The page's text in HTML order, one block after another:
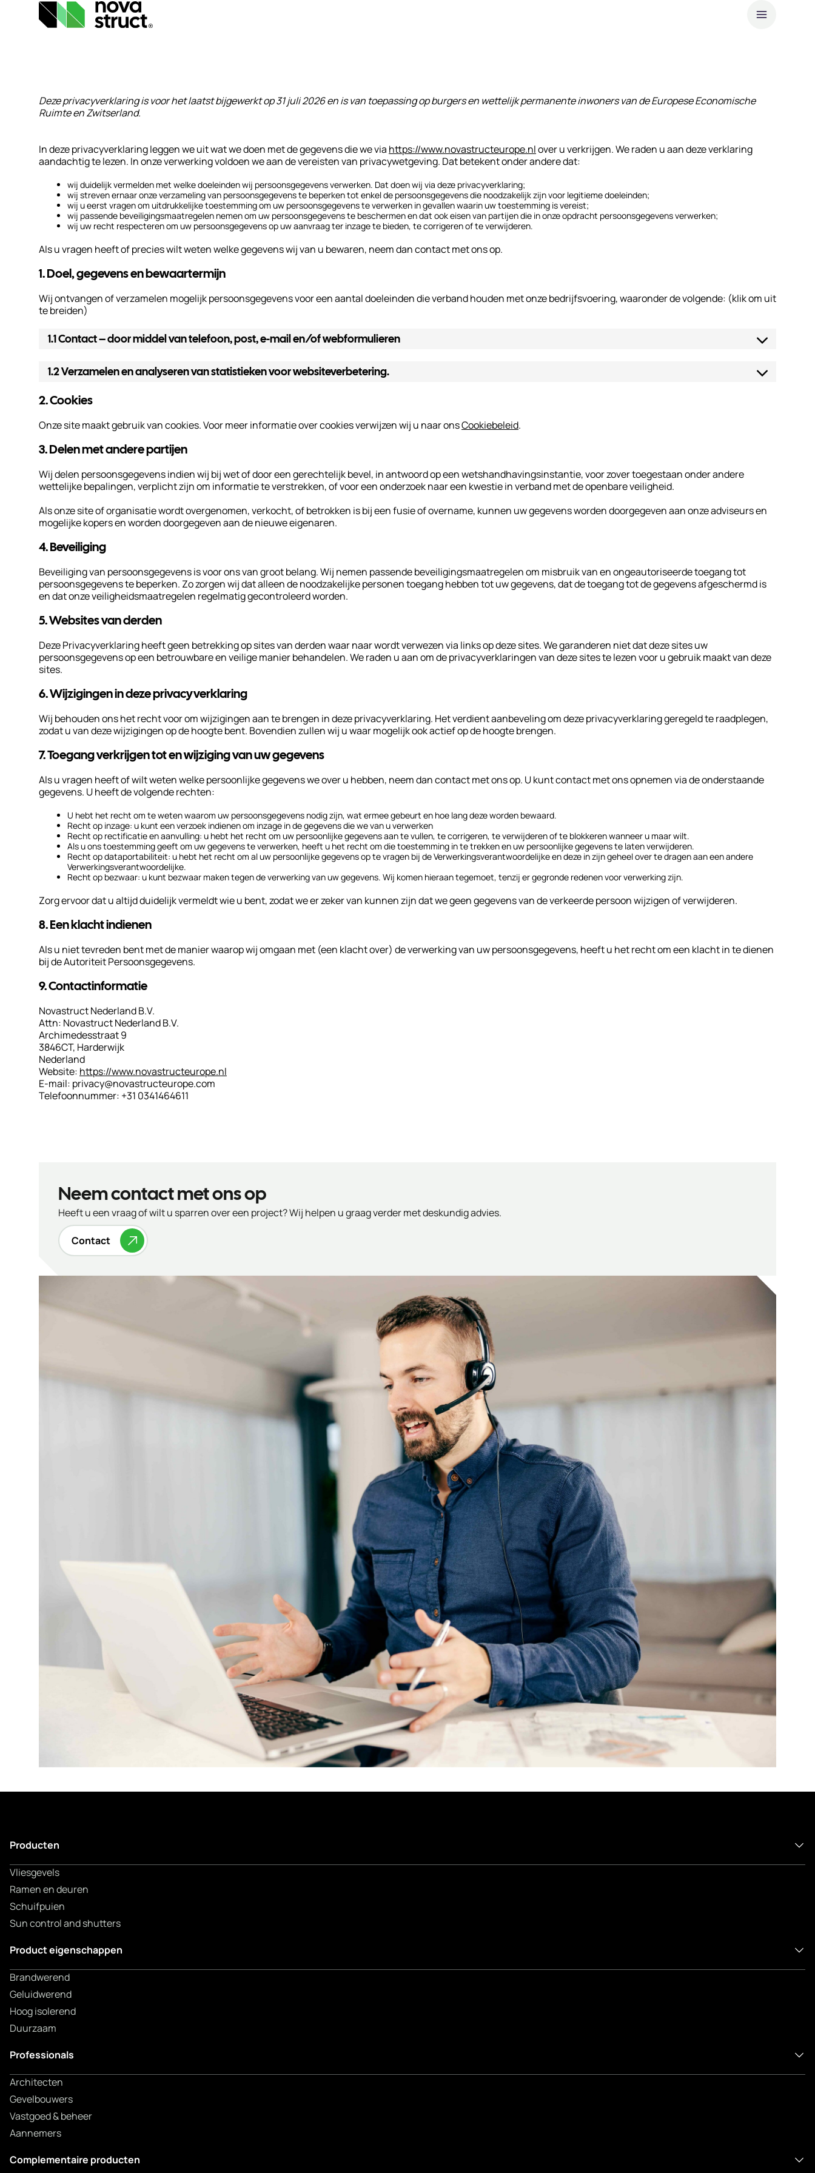
Industrieën
Inspiratie
Support
& Tools
Duurzaamheid
Werken
Kennis
Particulieren
KlantPortaal
Contact
Deze privacyverklaring is voor het laatst bijgewerkt op 31 juli 2026 en is van toepassing op burgers en wettelijk permanente inwoners van de Europese Economische
Ruimte en Zwitserland.
In deze privacyverklaring leggen we uit wat we doen met de gegevens die we via https://www.novastructeurope.nlover u verkrijgen. We raden u aan deze verklaring
aandachtig te lezen. In onze verwerking voldoen we aan de vereisten van privacywetgeving. Dat betekent onder andere dat:
wij duidelijk vermelden met welke doeleinden wij persoonsgegevens verwerken. Dat doen wij via deze privacyverklaring;
wij streven ernaar onze verzameling van persoonsgegevens te beperken tot enkel de persoonsgegevens die noodzakelijk zijn voor legitieme doeleinden;
wij u eerst vragen om uitdrukkelijke toestemming om uw persoonsgegevens te verwerken in gevallen waarin uw toestemming is vereist;
wij passende beveiligingsmaatregelen nemen om uw persoonsgegevens te beschermen en dat ook eisen van partijen die in onze opdracht persoonsgegevens verwerken;
wij uw recht respecteren om uw persoonsgegevens op uw aanvraag ter inzage te bieden, te corrigeren of te verwijderen.
Als u vragen heeft of precies wilt weten welke gegevens wij van u bewaren, neem dan contact met ons op.
1. Doel, gegevens en bewaartermijn
Wij ontvangen of verzamelen mogelijk persoonsgegevens voor een aantal doeleinden die verband houden met onze bedrijfsvoering, waaronder de volgende: (klik om uit
te breiden)
1.1 Contact – door middel van telefoon, post, e-mail en/of webformulieren
1.2 Verzamelen en analyseren van statistieken voor websiteverbetering.
2. Cookies
Onze site maakt gebruik van cookies. Voor meer informatie over cookies verwijzen wij u naar onsCookiebeleid.
3. Delen met andere partijen
Wij delen persoonsgegevens indien wij bij wet of door een gerechtelijk bevel, in antwoord op een wetshandhavingsinstantie, voor zover toegestaan onder andere
wettelijke bepalingen, verplicht zijn om informatie te verstrekken, of voor een onderzoek naar een kwestie in verband met de openbare veiligheid.
Als onze site of organisatie wordt overgenomen, verkocht, of betrokken is bij een fusie of overname, kunnen uw gegevens worden doorgegeven aan onze adviseurs en
mogelijke kopers en worden doorgegeven aan de nieuwe eigenaren.
4. Beveiliging
Beveiliging van persoonsgegevens is voor ons van groot belang. Wij nemen passende beveiligingsmaatregelen om misbruik van en ongeautoriseerde toegang tot
persoonsgegevens te beperken. Zo zorgen wij dat alleen de noodzakelijke personen toegang hebben tot uw gegevens, dat de toegang tot de gegevens afgeschermd is
en dat onze veiligheidsmaatregelen regelmatig gecontroleerd worden.
5. Websites van derden
Deze Privacyverklaring heeft geen betrekking op sites van derden waar naar wordt verwezen via links op deze sites. We garanderen niet dat deze sites uw
persoonsgegevens op een betrouwbare en veilige manier behandelen. We raden u aan om de privacyverklaringen van deze sites te lezen voor u gebruik maakt van deze
sites.
6. Wijzigingen in deze privacyverklaring
Wij behouden ons het recht voor om wijzigingen aan te brengen in deze privacyverklaring. Het verdient aanbeveling om deze privacyverklaring geregeld te raadplegen,
zodat u van deze wijzigingen op de hoogte bent. Bovendien zullen wij u waar mogelijk ook actief op de hoogte brengen.
7. Toegang verkrijgen tot en wijziging van uw gegevens
Als u vragen heeft of wilt weten welke persoonlijke gegevens we over u hebben, neem dan contact met ons op. U kunt contact met ons opnemen via de onderstaande
gegevens. U heeft de volgende rechten:
U hebt het recht om te weten waarom uw persoonsgegevens nodig zijn, wat ermee gebeurt en hoe lang deze worden bewaard.
Recht op inzage: u kunt een verzoek indienen om inzage in de gegevens die we van u verwerken
Recht op rectificatie en aanvulling: u hebt het recht om uw persoonlijke gegevens aan te vullen, te corrigeren, te verwijderen of te blokkeren wanneer u maar wilt.
Als u ons toestemming geeft om uw gegevens te verwerken, heeft u het recht om die toestemming in te trekken en uw persoonlijke gegevens te laten verwijderen.
Recht op dataportabiliteit: u hebt het recht om al uw persoonlijke gegevens op te vragen bij de Verwerkingsverantwoordelijke en deze in zijn geheel over te dragen aan een andere
Verwerkingsverantwoordelijke.
Recht op bezwaar: u kunt bezwaar maken tegen de verwerking van uw gegevens. Wij komen hieraan tegemoet, tenzij er gegronde redenen voor verwerking zijn.
Zorg ervoor dat u altijd duidelijk vermeldt wie u bent, zodat we er zeker van kunnen zijn dat we geen gegevens van de verkeerde persoon wijzigen of verwijderen.
8. Een klacht indienen
Als u niet tevreden bent met de manier waarop wij omgaan met (een klacht over) de verwerking van uw persoonsgegevens, heeft u het recht om een klacht in te dienen
bij de Autoriteit Persoonsgegevens.
9. Contactinformatie
Novastruct Nederland B.V.
Attn: Novastruct Nederland B.V.
Archimedesstraat 9
3846CT, Harderwijk
Nederland
Website: https://www.novastructeurope.nl
E-mail: privacy@novastructeurope.com
Telefoonnummer: +31 0341464611
Neem contact met ons op
Heeft u een vraag of wilt u sparren over een project? Wij helpen u graag verder met deskundig advies.
Contact
Producten
Vliesgevels
Ramen en deuren
Schuifpuien
Sun control and shutters
Product eigenschappen
Brandwerend
Geluidwerend
Hoog isolerend
Duurzaam
Professionals
Architecten
Gevelbouwers
Vastgoed & beheer
Aannemers
Complementaire producten